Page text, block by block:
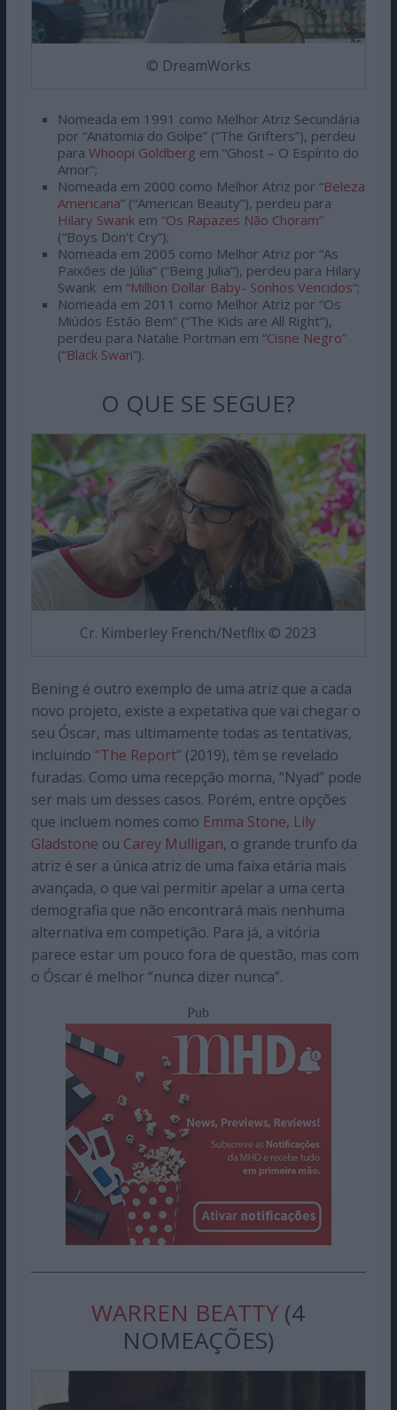
© DreamWorks
Nomeada em 1991 como Melhor Atriz Secundária
por “Anatomia do Golpe” (“The Grifters”), perdeu
para Whoopi Goldberg em “Ghost – O Espírito do
Amor”;
Nomeada em 2000 como Melhor Atriz por “Beleza
Americana” (“American Beauty”), perdeu para
Hilary Swankem “Os Rapazes Não Choram”
(“Boys Don’t Cry”);
Nomeada em 2005 como Melhor Atriz por “As
Paixões de Júlia” (“Being Julia”), perdeu para Hilary
Swank em “Million Dollar Baby- Sonhos Vencidos“;
Nomeada em 2011 como Melhor Atriz por “Os
Miúdos Estão Bem” (“The Kids are All Right”),
perdeu para Natalie Portman em “Cisne Negro”
(“Black Swan”).
O QUE SE SEGUE?
Cr. Kimberley French/Netflix © 2023
Bening é outro exemplo de uma atriz que a cada
novo projeto, existe a expetativa que vai chegar o
seu Óscar, mas ultimamente todas as tentativas,
incluindo “The Report” (2019), têm se revelado
furadas. Como uma recepção morna, “Nyad” pode
ser mais um desses casos. Porém, entre opções
que incluem nomes como Emma Stone, Lily
Gladstone ou Carey Mulligan, o grande trunfo da
atriz é ser a única atriz de uma faixa etária mais
avançada, o que vai permitir apelar a uma certa
demografia que não encontrará mais nenhuma
alternativa em competição. Para já, a vitória
parece estar um pouco fora de questão, mas com
o Óscar é melhor “nunca dizer nunca”.
Pub
WARREN BEATTY (4
NOMEAÇÕES)